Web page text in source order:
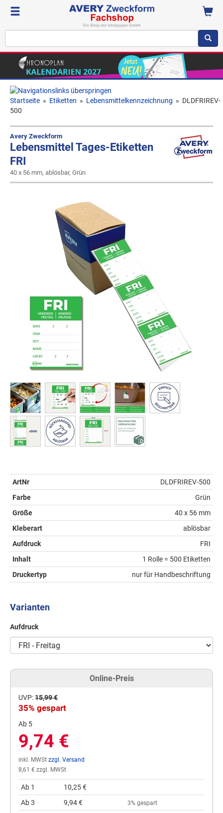
Startseite » Etiketten » Lebensmittelkennzeichnung » DLDFRIREV-
500
Avery Zweckform
Lebensmittel Tages-Etiketten
FRI
40 x 56 mm, ablösbar, Grün
ArtNr
DLDFRIREV-500
Farbe
Grün
Größe
40 x 56 mm
Kleberart
ablösbar
Aufdruck
FRI
Inhalt
1 Rolle = 500 Etiketten
Druckertyp
nur für Handbeschriftung
Varianten
Aufdruck
Online-Preis
UVP:15,99 €
35% gespart
Ab 5
9,74 €
inkl. MWSt zzgl. Versand
8,61 € zzgl. MWSt
Ab 1
10,25 €
Ab 3
9,94 € 3% gespart